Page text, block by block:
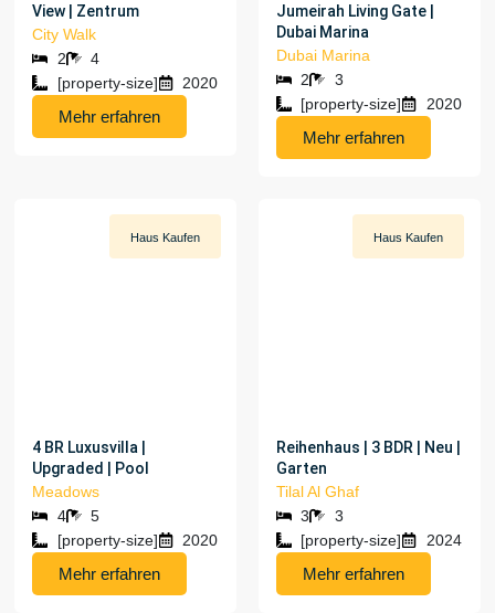
View | Zentrum
City Walk
2
4
[property-size]
2020
Mehr erfahren
Jumeirah Living Gate |
Dubai Marina
Dubai Marina
2
3
[property-size]
2020
Mehr erfahren
Haus Kaufen
4 BR Luxusvilla |
Upgraded | Pool
Meadows
4
5
[property-size]
2020
Mehr erfahren
Haus Kaufen
Reihenhaus | 3 BDR | Neu |
Garten
Tilal Al Ghaf
3
3
[property-size]
2024
Mehr erfahren